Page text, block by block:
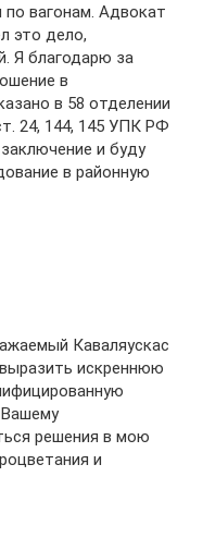
вагонам. Адвокат
это дело,
Я благодарю за
в
в 58 отделении
24, 144, 145 УПК РФ
и буду
в районную
Каваляускас
искреннюю
решения в мою
и